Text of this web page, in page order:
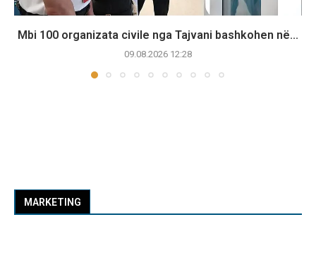
Mbi 100 organizata civile nga Tajvani bashkohen në...
09.08.2026 12:28
MARKETING